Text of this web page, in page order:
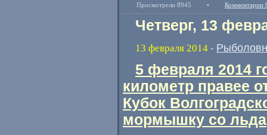
Просмотрели 8945 • Комментарии
Четверг, 13
13 февраля 2014 -
5 февраля 2014
километр правее
Кубок
мормышку со льда